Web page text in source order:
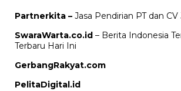
Partnerkita – Jasa Pendirian PT dan
SwaraWarta.co.id – Berita Indonesia
Terbaru Hari Ini
GerbangRakyat.com
PelitaDigital.id